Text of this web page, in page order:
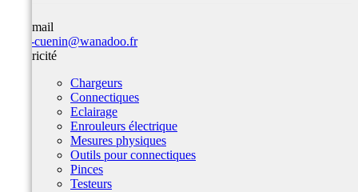
Par email
team-cuenin@wanadoo.fr
Electricité
Chargeurs
Connectiques
Eclairage
Enrouleurs électrique
Mesures physiques
Outils pour connectiques
Pinces
Testeurs